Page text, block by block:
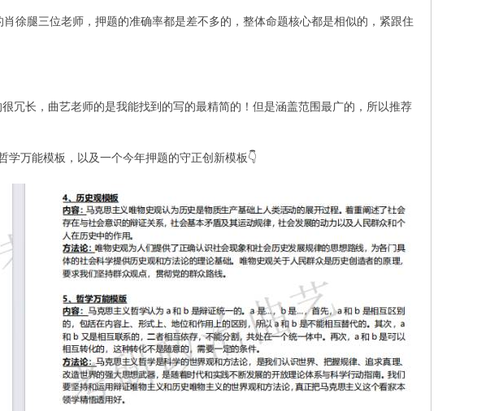
徐腿三位老师，押题的准确率都是差不多的，整体命题核心都是相似的，紧跟住
冗长，曲艺老师的是我能找到的写的最精简的！但是涵盖范围最广的，所以推荐
万能模板，以及一个今年押题的守正创新模板👇